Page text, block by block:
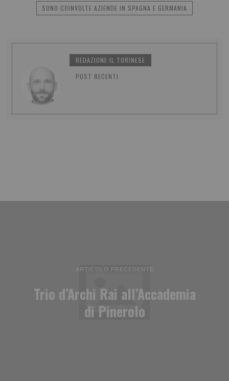
SONO COINVOLTE AZIENDE IN SPAGNA E GERMANIA
REDAZIONE IL TORINESE
POST RECENTI
ARTICOLO PRECEDENTE
Trio d’Archi Rai all’Accademia
di Pinerolo